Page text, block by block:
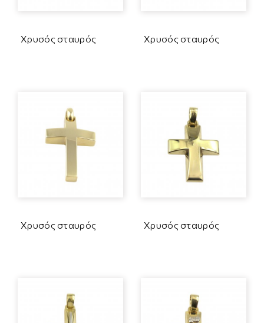
Χρυσός σταυρός Χρυσός σταυρός
Χρυσός σταυρός Χρυσός σταυρός